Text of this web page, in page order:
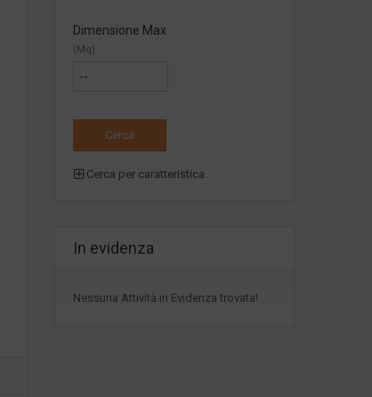
Dimensione Max
(Mq)
Cerca per caratteristica
In evidenza
Nessuna Attività in Evidenza trovata!